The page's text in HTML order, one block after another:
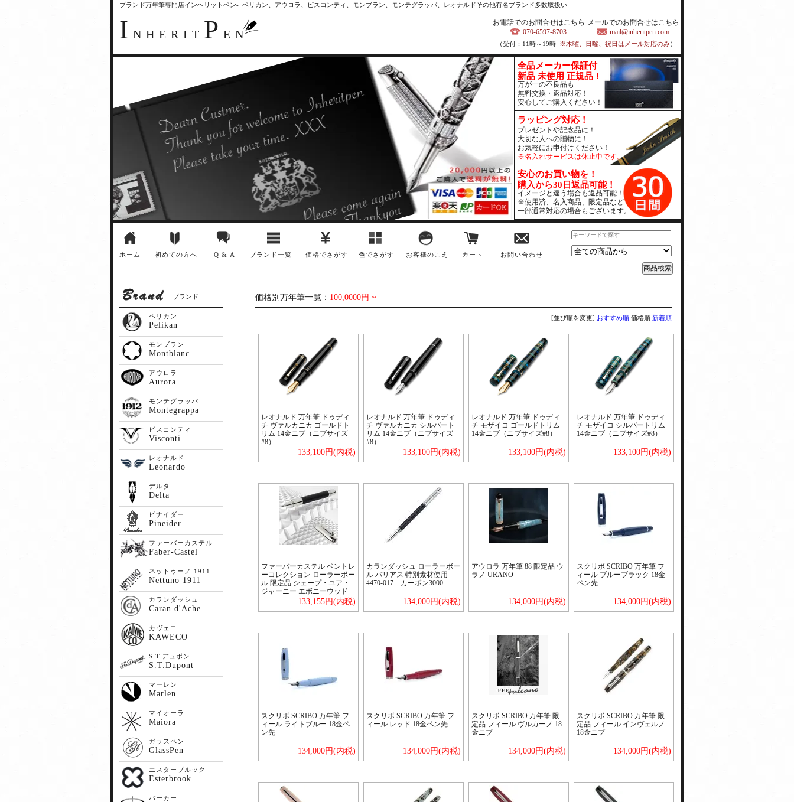
ブランド万年筆専門店インヘリットペン- ペリカン、アウロラ、ビスコンティ、モンブラン、モンテグラッパ、レオナルドその他有名ブランド多数取扱い
I NHERIT P EN
お電話でのお問合せはこちら
070-6597-8703
メールでのお問合せはこちら
mail@inheritpen.com
（受付：11時～19時 ※木曜、日曜、祝日はメール対応のみ）
全品メーカー保証付
新品 未使用 正規品！
万が一の不良品も
無料交換・返品対応！
安心してご購入ください！
ラッピング対応！
プレゼントや記念品に！
大切な人への贈物に！
お気軽にお申付けください！
※名入れサービスは休止中です。
安心のお買い物を！
購入から30日返品可能！
イメージと違う場合も返品可能！
※使用済、名入商品、限定品など
一部通常対応の場合もございます。
ホーム 初めての方へ Q & A ブランド一覧 価格でさがす 色でさがす お客様のこえ カート お問い合わせ
価格別万年筆一覧： 100,0000円 ~
[並び順を変更] おすすめ順 価格順 新着順
レオナルド 万年筆 ドゥディ
チ ヴァルカニカ ゴールドト
リム 14金ニブ（ニブサイズ
#8）
133,100円(内税)
レオナルド 万年筆 ドゥディ
チ ヴァルカニカ シルバート
リム 14金ニブ（ニブサイズ
#8）
133,100円(内税)
レオナルド 万年筆 ドゥディ
チ モザイコ ゴールドトリム
14金ニブ（ニブサイズ#8）
133,100円(内税)
レオナルド 万年筆 ドゥディ
チ モザイコ シルバートリム
14金ニブ（ニブサイズ#8）
133,100円(内税)
ファーバーカステル ベントレ
ーコレクション ローラーボー
ル 限定品 シェープ・ユア・
ジャーニー エボニーウッド
133,155円(内税)
カランダッシュ ローラーボー
ル バリアス 特別素材使用
4470-017 カーボン3000
134,000円(内税)
アウロラ 万年筆 88 限定品 ウ
ラノ URANO
134,000円(内税)
スクリボ SCRIBO 万年筆 フ
ィール ブルーブラック 18金
ペン先
134,000円(内税)
スクリボ SCRIBO 万年筆 フ
ィール ライトブルー 18金ペ
ン先
134,000円(内税)
スクリボ SCRIBO 万年筆 フ
ィール レッド 18金ペン先
134,000円(内税)
スクリボ SCRIBO 万年筆 限
定品 フィール ヴルカーノ 18
金ニブ
134,000円(内税)
スクリボ SCRIBO 万年筆 限
定品 フィール インヴェルノ
18金ニブ
134,000円(内税)
ブランド
ペリカン
Pelikan
モンブラン
Montblanc
アウロラ
Aurora
モンテグラッパ
Montegrappa
ビスコンティ
Visconti
レオナルド
Leonardo
デルタ
Delta
ピナイダー
Pineider
ファーバーカステル
Faber-Castel
ネットゥーノ 1911
Nettuno 1911
カランダッシュ
Caran d'Ache
カヴェコ
KAWECO
S.T.デュポン
S.T.Dupont
マーレン
Marlen
マイオーラ
Maiora
ガラスペン
GlassPen
エスターブルック
Esterbrook
パーカー